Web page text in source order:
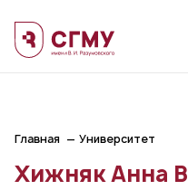
Главная Университет
Хижняк Анна